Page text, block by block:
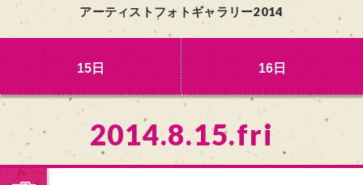
アーティストフォトギャラリー2014
15日 16日
2014.8.15.fri